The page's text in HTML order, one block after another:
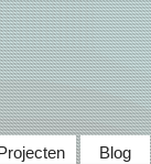
main content
Blog